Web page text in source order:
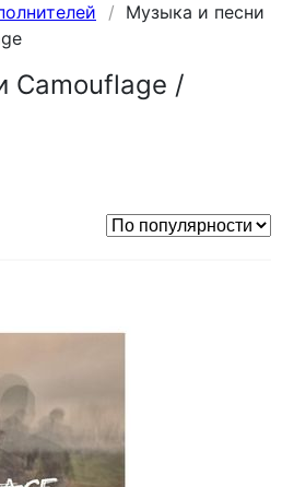
Музыка и песни
Camouflage /